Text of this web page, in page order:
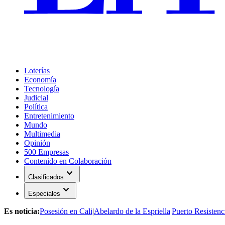
Loterías
Economía
Tecnología
Judicial
Política
Entretenimiento
Mundo
Multimedia
Opinión
500 Empresas
Contenido en Colaboración
Clasificados expand_more
Especiales expand_more
Es noticia:Posesión en Cali|Abelardo de la Espriella|Puerto